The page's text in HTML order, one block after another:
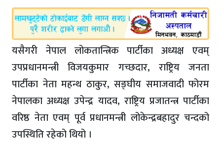
यसैगरी नेपाल लोकतान्त्रिक पार्टीका अध्यक्ष एवम्
उपप्रधानमन्त्री विजयकुमार गच्छदार, राष्ट्रिय जनता
पार्टीका नेता महन्थ ठाकुर, सङ्घीय समाजवादी फोरम
नेपालका अध्यक्ष उपेन्द्र यादव, राष्ट्रिय प्रजातन्त्र पार्टीका
वरिष्ठ नेता एवम् पूर्व प्रधानमन्त्री लोकेन्द्रबहादुर चन्दको
उपस्थिति रहेको थियो ।